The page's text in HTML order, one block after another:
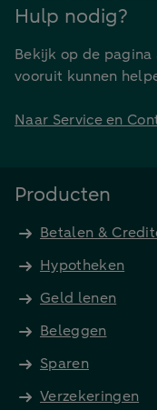
Hulp nodig?
Bekijk op de pagina
vooruit kunnen
Naar Service en
Producten
Betalen &
Hypotheken
Geld lenen
Beleggen
Sparen
Verzekeringen